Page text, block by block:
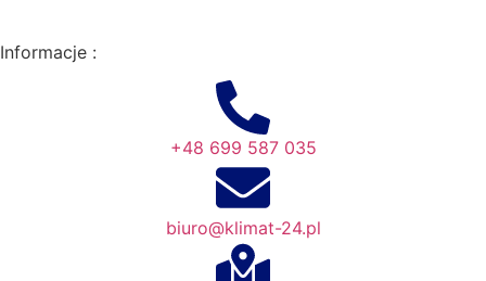
Informacje :
+48 699 587 035
biuro@klimat-24.pl